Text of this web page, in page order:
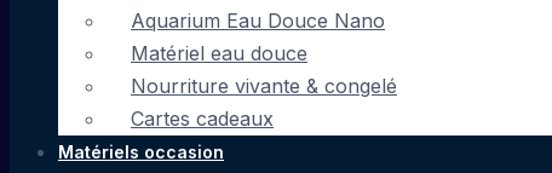
Aquarium Eau Douce Nano
Matériel eau douce
Nourriture vivante & congelé
Cartes cadeaux
Matériels occasion